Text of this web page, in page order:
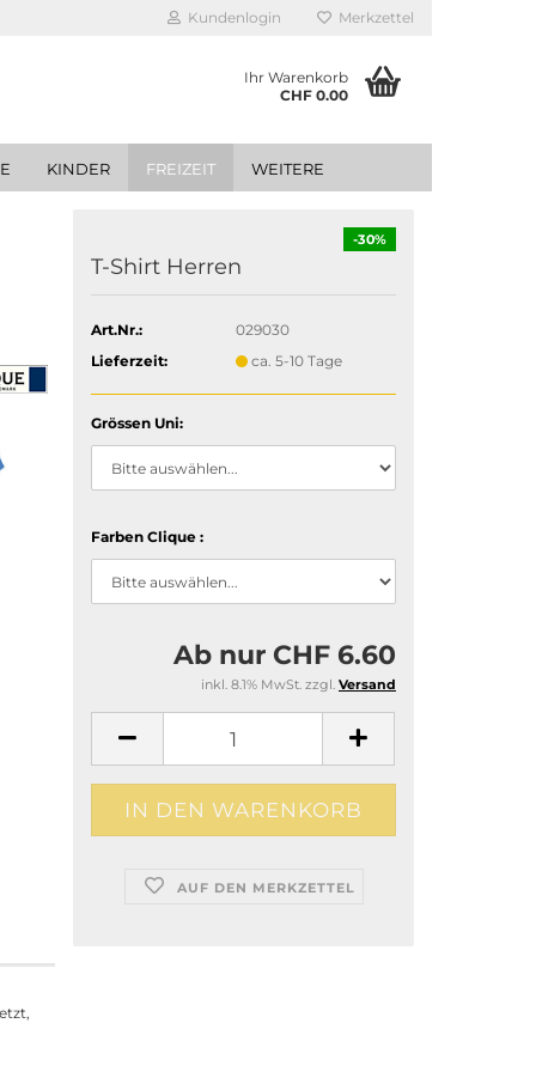
Kundenlogin Merkzettel
Ihr Warenkorb
CHF 0.00
KINDER FREIZEIT WEITERE
-30%
T-Shirt Herren
Art.Nr.:
029030
Lieferzeit:
ca. 5-10 Tage
Grössen Uni:
Farben Clique :
Ab nur CHF 6.60
inkl. 8.1% MwSt. zzgl. Versand
AUF DEN MERKZETTEL